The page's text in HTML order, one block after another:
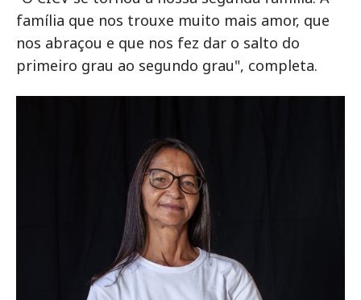
família que nos trouxe muito mais amor, que
nos abraçou e que nos fez dar o salto do
primeiro grau ao segundo grau", completa.